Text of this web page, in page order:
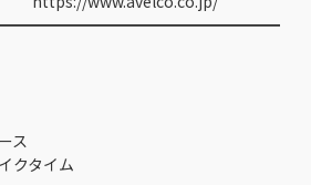
ス
クタイム